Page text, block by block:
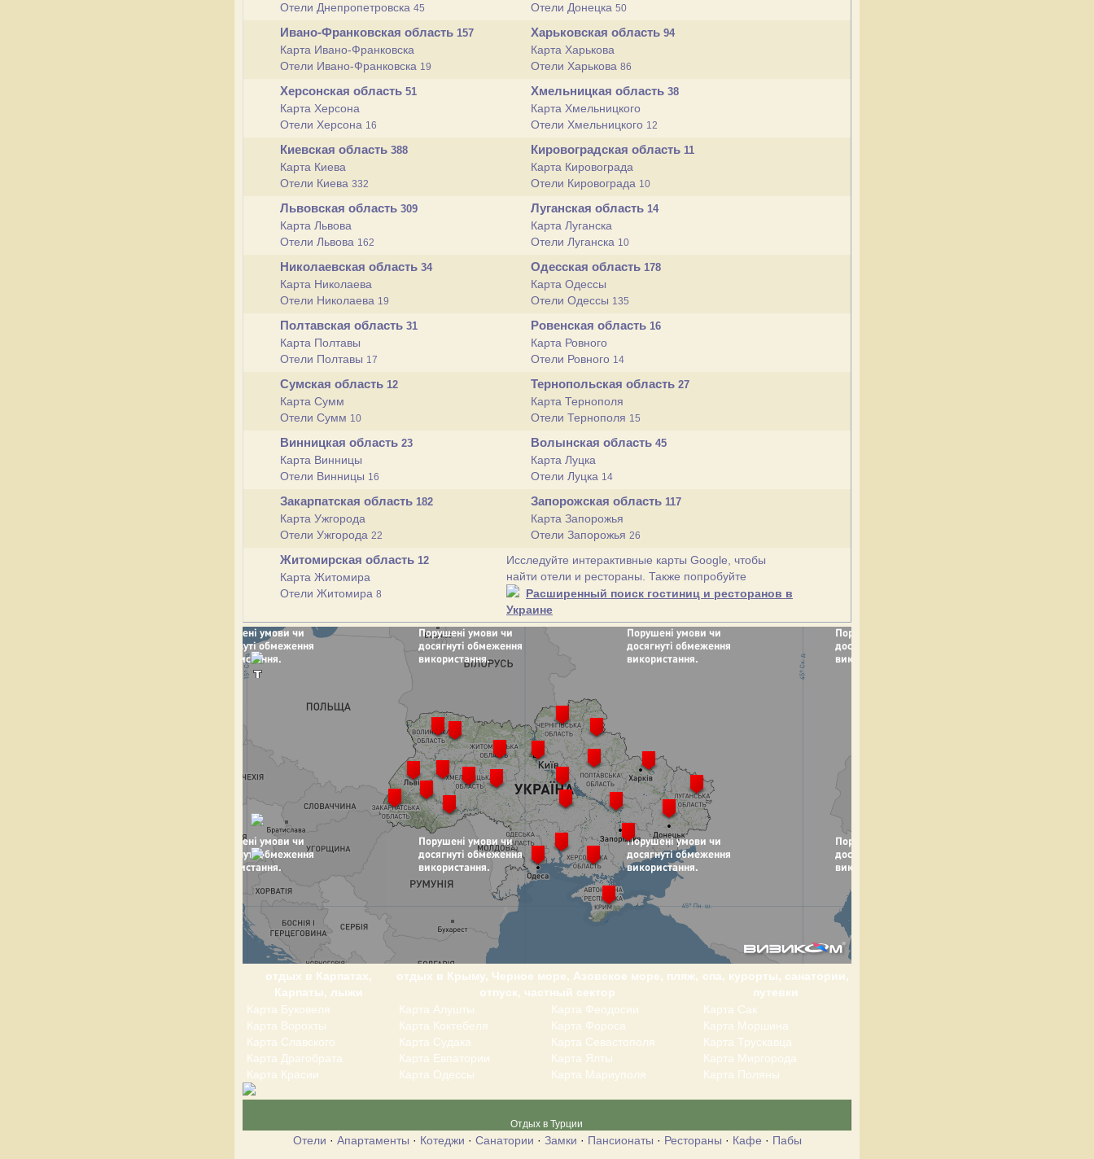
Отели Днепропетровска 45
Отели Донецка 50
Ивано-Франковская область 157
Карта Ивано-Франковска
Отели Ивано-Франковска 19
Харьковская область 94
Карта Харькова
Отели Харькова 86
Херсонская область 51
Карта Херсона
Отели Херсона 16
Хмельницкая область 38
Карта Хмельницкого
Отели Хмельницкого 12
Киевская область 388
Карта Киева
Отели Киева 332
Кировоградcкая область 11
Карта Кировограда
Отели Кировограда 10
Львовская область 309
Карта Львова
Отели Львова 162
Луганская область 14
Карта Луганска
Отели Луганска 10
Николаевская область 34
Карта Николаева
Отели Николаева 19
Одесская область 178
Карта Одессы
Отели Одессы 135
Полтавская область 31
Карта Полтавы
Отели Полтавы 17
Ровенская область 16
Карта Ровного
Отели Ровного 14
Сумская область 12
Карта Сумм
Отели Сумм 10
Тернопольская область 27
Карта Тернополя
Отели Тернополя 15
Винницкая область 23
Карта Винницы
Отели Винницы 16
Волынская область 45
Карта Луцка
Отели Луцка 14
Закарпатская область 182
Карта Ужгорода
Отели Ужгорода 22
Запорожская область 117
Карта Запорожья
Отели Запорожья 26
Житомирская область 12
Карта Житомира
Отели Житомира 8
Исследуйте интерактивные карты Google, чтобы
найти отели и рестораны. Также попробуйте
Расширенный поиск гостиниц и ресторанов в
Украине
отдых в Карпатах,
Карпаты, лыжи
отдых в Крыму, Черное море, Азовское море, пляж,
отпуск, частный сектор
спа, курорты, санатории,
путевки
Карта Буковеля
Карта Ворохты
Карта Славского
Карта Драгобрата
Карта Красии
Карта Алушты
Карта Коктебеля
Карта Судака
Карта Евпатории
Карта Одессы
Карта Феодосии
Карта Фороса
Карта Севастополя
Карта Ялты
Карта Мариуполя
Карта Сак
Карта Моршина
Карта Трускавца
Карта Миргорода
Карта Поляны
Отдых в Турции
Отели · Апартаменты · Котеджи · Санатории · Замки · Пансионаты · Рестораны · Кафе · Пабы